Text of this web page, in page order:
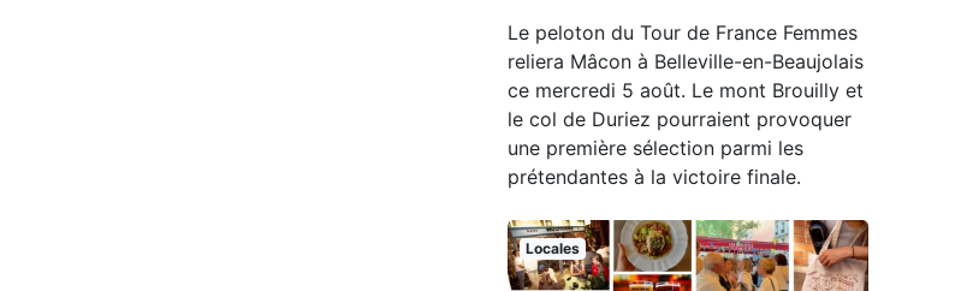
Le peloton du Tour de France Femmes
reliera Mâcon à Belleville-en-Beaujolais
ce mercredi 5 août. Le mont Brouilly et
le col de Duriez pourraient provoquer
une première sélection parmi les
prétendantes à la victoire finale.
Locales